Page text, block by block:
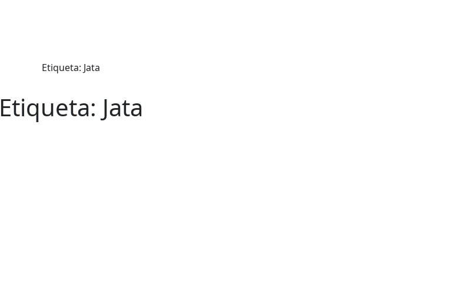
Etiqueta: Jata
Etiqueta: Jata